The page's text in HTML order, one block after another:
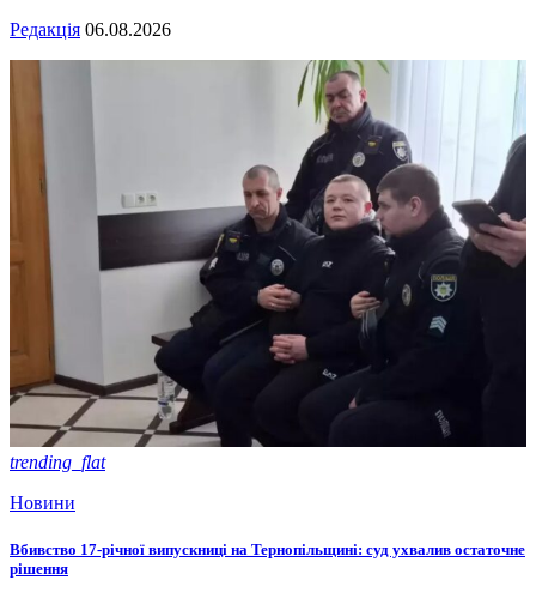
Редакція 06.08.2026
trending_flat
Новини
Вбивство 17-річної випускниці на Тернопільщині: суд ухвалив остаточне
рішення